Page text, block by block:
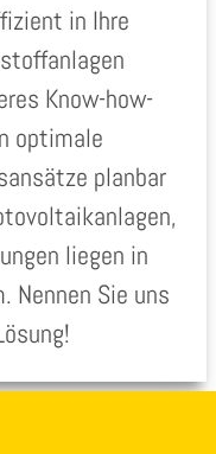
in Ihre
Know-how-
optimale
planbar
liegen in
Nennen Sie uns